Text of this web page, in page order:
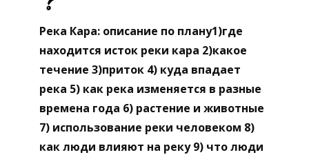
Река Кара: описание по плану1)где
находится исток реки кара 2)какое
течение 3)приток 4) куда впадает
река 5) как река изменяется в разные
времена года 6) растение и животные
7) использование реки человеком 8)
как люди влияют на реку 9) что люди